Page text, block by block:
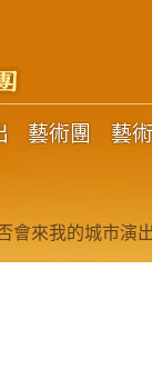
藝術團 藝
會來我的城市演